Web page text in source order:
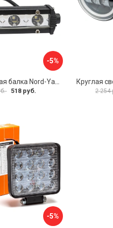
-5%
518 руб. 2 254
-5%